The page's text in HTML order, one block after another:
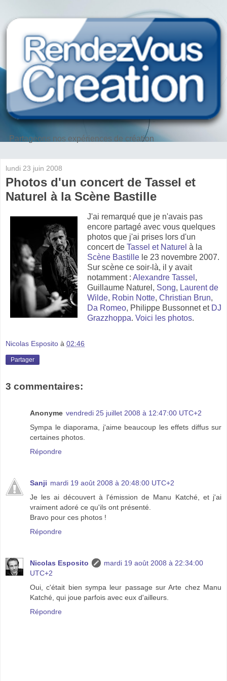
Partageons nos expériences de création
lundi 23 juin 2008
Photos d'un concert de Tassel et
Naturel à la Scène Bastille
J'ai remarqué que je n'avais pas
encore partagé avec vous quelques
photos que j'ai prises lors d'un
concert de Tassel et Naturel à la
Scène Bastille le 23 novembre 2007.
Sur scène ce soir-là, il y avait
notamment : Alexandre Tassel ,
Guillaume Naturel, Song, Laurent de
Wilde, Robin Notte, Christian Brun,
Da Romeo, Philippe Bussonnet et DJ
Grazzhoppa. Voici les photos.
Nicolas Esposito à 02:46
Partager
3 commentaires:
Anonyme vendredi 25 juillet 2008 à 12:47:00 UTC+2
Sympa le diaporama, j'aime beaucoup les effets diffus sur
certaines photos.
Répondre
Sanji mardi 19 août 2008 à 20:48:00 UTC+2
Je les ai découvert à l'émission de Manu Katché, et j'ai
vraiment adoré ce qu'ils ont présenté.
Bravo pour ces photos !
Répondre
Nicolas Esposito
mardi 19 août 2008 à 22:34:00
UTC+2
Oui, c'était bien sympa leur passage sur Arte chez Manu
Katché, qui joue parfois avec eux d'ailleurs.
Répondre